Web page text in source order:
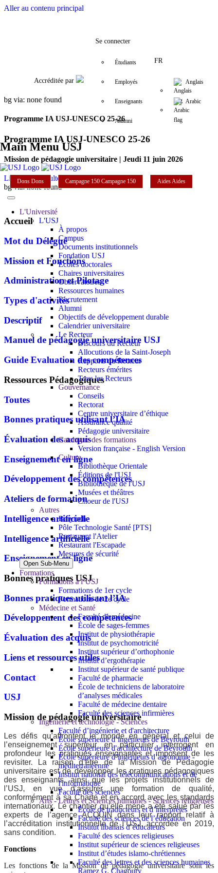
Aller au contenu principal
FacebookTwitter
Accréditée par
Se connecter
Étudiants
Employés
Enseignants
Alumni
FR
Anglais
Arabic
Main Menu USJ
Dons Dons Campagne 150 Campagne 150 AidesAides
L'Université
L'USJ
À propos
Campus
Documents institutionnels
Fondation USJ
Écoles doctorales
Chaires universitaires
Observatoires
Ressources humaines
Recrutement
Alumni
Objectifs de développement durable
Calendrier universitaire
Le Recteur
Discours du Recteur
Allocutions de la Saint-Joseph
Rapports du Recteur
Recteurs émérites
Tous les Recteurs
Gouvernance
Conseils
Rectorat
Centre universitaire d’éthique
Assurance qualité
Pédagogie universitaire
Catalogue des formations
Version française - English Version
Culture
Bibliothèque Orientale
Éditions de l'USJ
Bibliothèque de l'USJ
Musées et théâtres
Choeur de l'USJ
Autres
Berytech
Pôle Technologie Santé [PTS]
Restaurant l'Atelier
Restaurant l'Escapade
Mesures de sécurité
Open Sub-Menu
Formations
Formations à l’USJ
Formations de 1er cycle
Formations de 2e cycle
Médecine et Santé
Faculté de médecine
École de sages-femmes
Institut de physiothérapie
Institut de psychomotricité
Institut supérieur d’orthophonie
Institut d’ergothérapie
Institut supérieur de santé publique
Faculté de pharmacie
École de techniciens de laboratoire
d’analyses médicales
Faculté de médecine dentaire
Faculté des sciences infirmières
Ingénierie et technologie - Sciences
Faculté d’ingénierie et d'architecture
École supérieure d’ingénieurs de Beyrouth
École supérieure d'architecture de Beyrouth
École supérieure d’ingénieurs d’agronomie -
méditerranéenne
Institut national des télécommunications et de
l'informatique
Faculté des sciences
Arts - Lettres et Sciences humaines - Sciences religieuses
École de traducteurs et d’interprètes
Faculté des sciences de l’éducation
Institut libanais d’éducateurs
Faculté des sciences religieuses
Institut supérieur de sciences religieuses
Institut d’études islamo-chrétiennes
Faculté des lettres et des sciences humaines
Ramez G. Chagoury
bg via: none found
Programme IA USJ-UNESCO 25-26
Programme IA USJ-UNESCO 25-26
Mission de pédagogie universitaire | Jeudi 11 juin 2026
Lire plusConsultez le programme
bg via: none found
Accueil
Mot du Délégué
Mission et Fonctions
Administration et Pilotage
Types d'activités
Descriptif
Manuel de pédagogie universitaire USJ
Guide Evaluation des compétences
Ressources Pédagogiques
Toutes
Bonnes pratiques utilisant l’IA
Évaluation des acquis
Enseignement en ligne
Développement des compétences
Ateliers de formation
Intelligence artificielle
Intelligence artificielle
Enseignement en ligne
Bonnes pratiques USJ
Bonnes pratiques utilisant l’IA
Développement des compétences
Évaluation des acquis
Liens et ressources utiles
Contact
USJ
Mission de pédagogie universitaire
Les défis qu’affrontent le monde en général et celui de
l’enseignement supérieur en particulier interrogent en
profondeur les pratiques enseignantes et imposent de les
revisiter. La raison d’être de la Mission de Pédagogie
universitaire est de développer les pratiques pédagogiques
des enseignants, ainsi que les projets institutionnels de
l’USJ, en vue d’assurer une formation de qualité,
conformément à sa Charte et en accord avec les standards
internationaux. Le chantier qu’elle mène a été salué par les
experts de l’agence ACQUIN dans leur rapport relatif à
l’accréditation institutionnelle de l’USJ, accordée en 2019,
sans condition.
Fonctions
Les fonctions de la Mission de pédagogie universitaire sont les